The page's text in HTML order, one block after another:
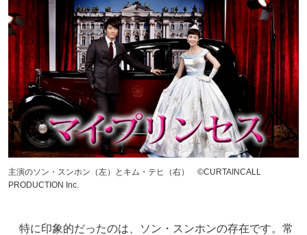
主演のソン・スンホン（左）とキム・テヒ（右） ©CURTAINCALL
PRODUCTION Inc.
特に印象的だったのは、ソン・スンホンの存在です。常